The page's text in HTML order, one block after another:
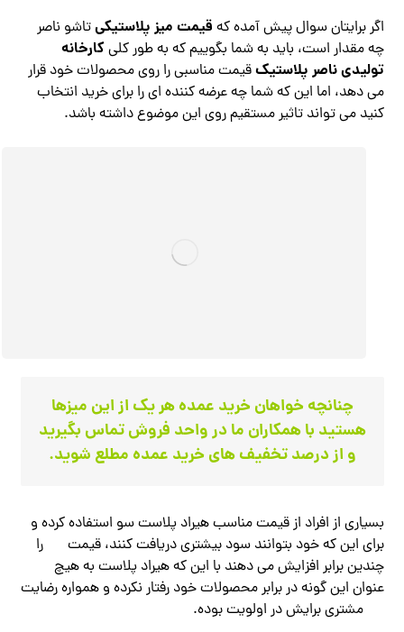
اگر برایتان سوال پیش آمده که قیمت میز پلاستیکیتاشو ناصر
چه مقدار است، باید به شما بگوییم که به طور کلیکارخانه
تولیدی ناصر پلاستیکقیمت مناسبی را روی محصولات خود قرار
می‌ دهد، اما این که شما چه عرضه کننده ای را برای خرید انتخاب
کنید می تواند تاثیر مستقیم روی این موضوع داشته باشد.
چنانچه خواهان خرید عمده هر یک از این میزها
هستید با همکاران ما در واحد فروش تماس بگیرید
و از درصد تخفیف های خرید عمده مطلع شوید.
بسیاری از افراد از قیمت مناسب هیراد پلاست سو استفاده کرده و
برای این که خود بتوانند سود بیشتری دریافت کنند، قیمت
را
چندین برابر افزایش می دهند با این که هیراد پلاست به هیچ
عنوان این گونه در برابر محصولات خود رفتار نکرده و همواره رضایت
مشتری برایش در اولویت بوده.